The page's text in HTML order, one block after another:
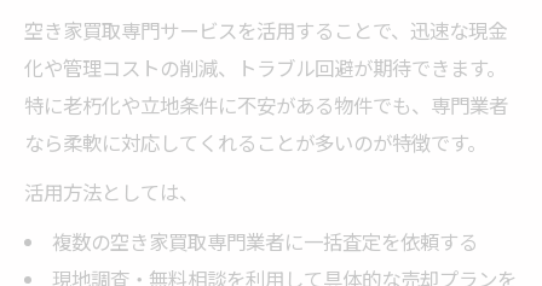
空き家買取専門サービスを活用することで、迅速な現金
化や管理コストの削減、トラブル回避が期待できます。
特に老朽化や立地条件に不安がある物件でも、専門業者
なら柔軟に対応してくれることが多いのが特徴です。
活用方法としては、
複数の空き家買取専門業者に一括査定を依頼する
現地調査・無料相談を利用して具体的な売却プランを